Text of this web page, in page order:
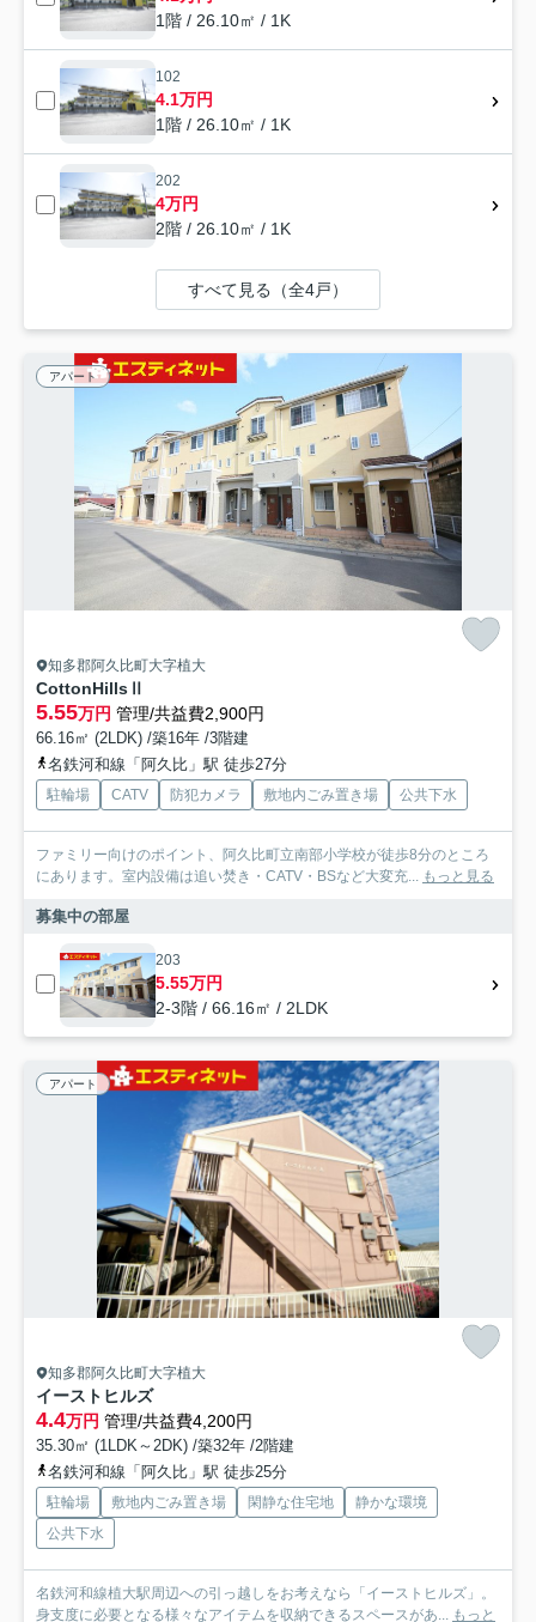
1階 / 26.10㎡ / 1K
102
4.1万円
1階 / 26.10㎡ / 1K
202
4万円
2階 / 26.10㎡ / 1K
すべて見る（全4戸）
アパート
知多郡阿久比町大字植大
CottonHillsⅡ
5.55万円 管理/共益費2,900円
66.16㎡ (2LDK) /築16年 /3階建
名鉄河和線「阿久比」駅 徒歩27分
駐輪場 CATV 防犯カメラ 敷地内ごみ置き場 公共下水
ファミリー向けのポイント、阿久比町立南部小学校が徒歩8分のところ
にあります。室内設備は追い焚き・CATV・BSなど大変充... もっと見る
募集中の部屋
203
5.55万円
2-3階 / 66.16㎡ / 2LDK
アパート
知多郡阿久比町大字植大
イーストヒルズ
4.4万円 管理/共益費4,200円
35.30㎡ (1LDK～2DK) /築32年 /2階建
名鉄河和線「阿久比」駅 徒歩25分
駐輪場 敷地内ごみ置き場 閑静な住宅地
静かな環境
公共下水
名鉄河和線植大駅周辺への引っ越しをお考えなら「イーストヒルズ」。
身支度に必要となる様々なアイテムを収納できるスペースがあ... もっと